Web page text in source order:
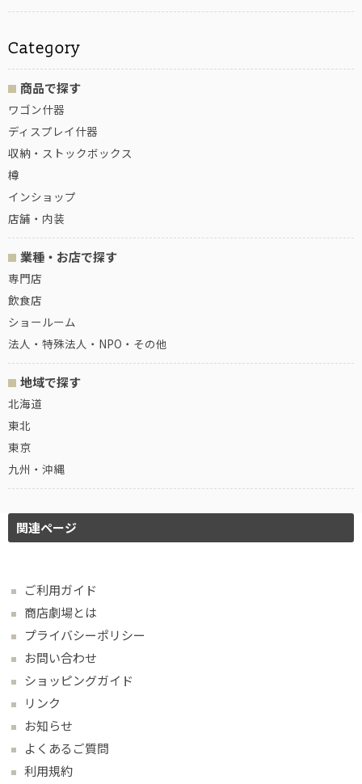
商品で探す
ワゴン什器
ディスプレイ什器
収納・ストックボックス
樽
インショップ
店舗・内装
業種・お店で探す
専門店
飲食店
ショールーム
法人・特殊法人・NPO・その他
地域で探す
北海道
東北
東京
九州・沖縄
関連ページ
ご利用ガイド
商店劇場とは
プライバシーポリシー
お問い合わせ
ショッピングガイド
リンク
お知らせ
よくあるご質問
利用規約